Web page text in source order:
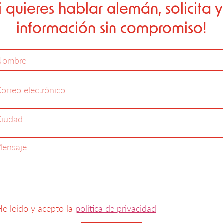
quieres hablar alemán, solicita
información sin compromiso!
leído y acepto la política de privacidad